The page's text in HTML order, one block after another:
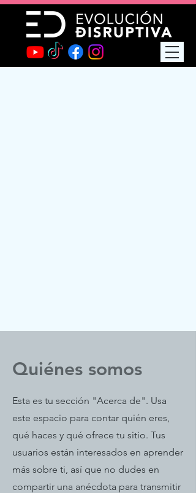
Quiénes somos
Esta es tu sección "Acerca de". Usa
este espacio para contar quién eres,
qué haces y qué ofrece tu sitio. Tus
usuarios están interesados en aprender
más sobre ti, así que no dudes en
compartir una anécdota para transmitir